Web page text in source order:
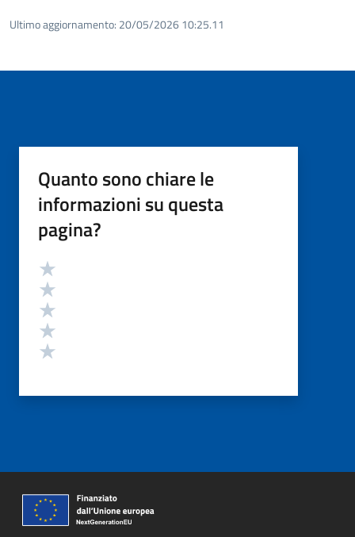
Ultimo aggiornamento: 20/05/2026 10:25.11
Quanto sono chiare le
informazioni su questa
pagina?
Valutazione